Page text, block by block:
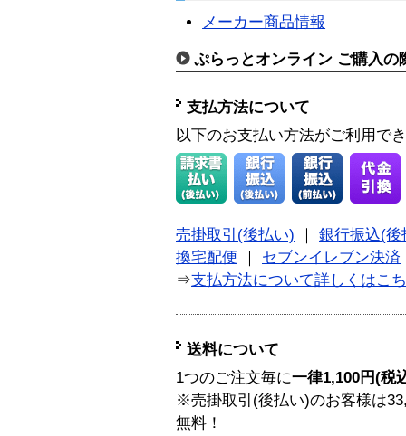
メーカー商品情報
ぷらっとオンライン ご購入の
支払方法について
以下のお支払い方法がご利用で
売掛取引(後払い)
銀行振込(後
換宅配便
セブンイレブン決済
⇒支払方法について詳しくはこ
送料について
1つのご注文毎に一律1,100円(税
※売掛取引(後払い)のお客様は
無料！